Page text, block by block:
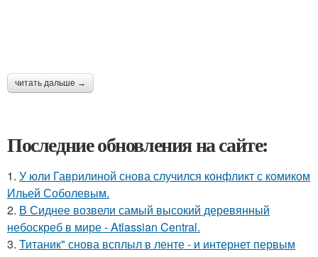
читать дальше →
Последние обновления на сайте:
1. У юли Гаврилиной снова случился конфликт с комиком
Ильей Соболевым.
2. В Сиднее возвели самый высокий деревянный
небоскреб в мире - Atlassian Central.
3. Титаник" снова всплыл в ленте - и интернет первым